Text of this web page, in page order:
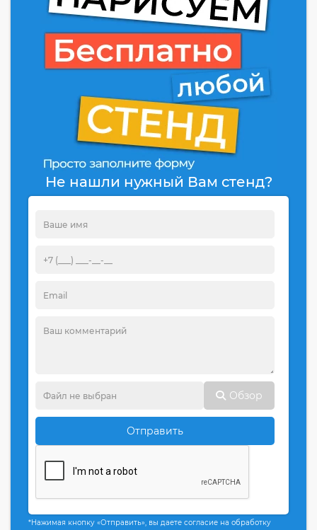
Не нашли нужный Вам стенд?
Обзор
Отправить
*Нажимая кнопку «Отправить», вы даете согласие на обработку